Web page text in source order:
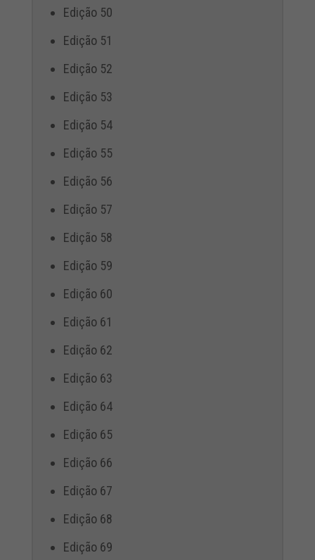
Edição 50
Edição 51
Edição 52
Edição 53
Edição 54
Edição 55
Edição 56
Edição 57
Edição 58
Edição 59
Edição 60
Edição 61
Edição 62
Edição 63
Edição 64
Edição 65
Edição 66
Edição 67
Edição 68
Edição 69